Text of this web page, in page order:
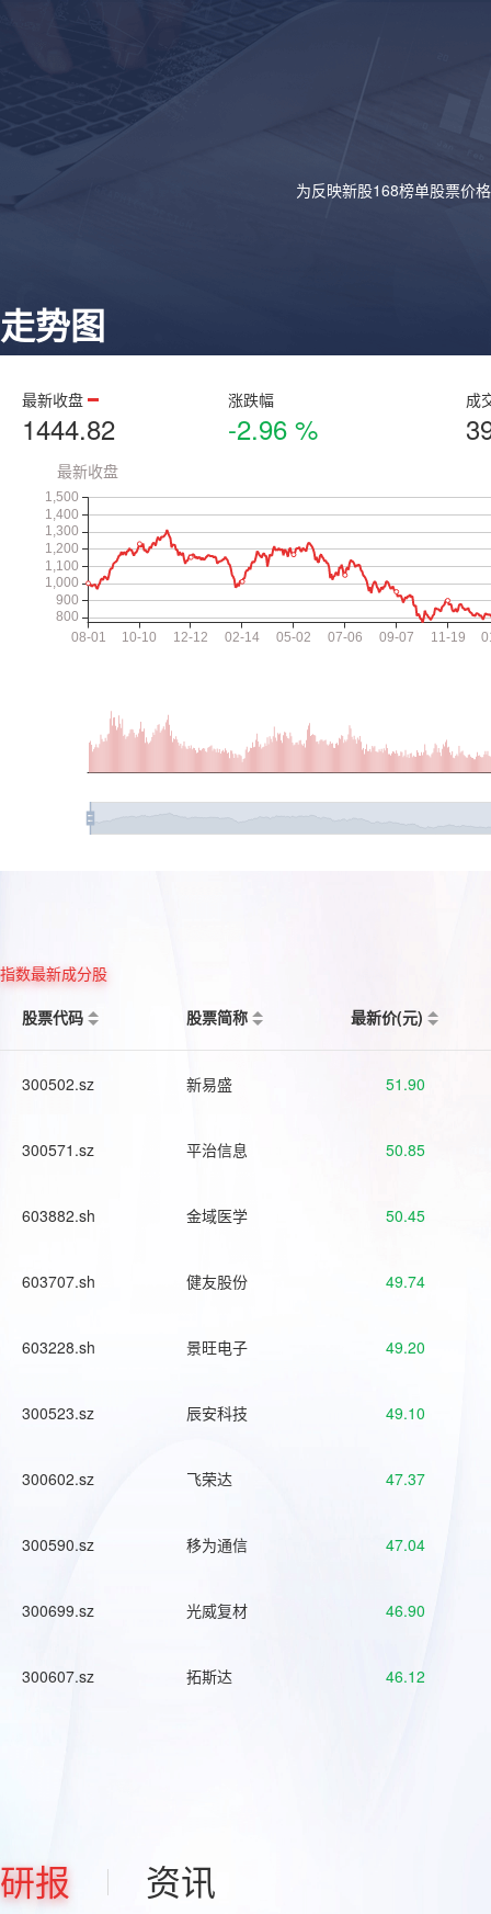
为反映新股168榜单股票价
走势图
最新收盘
1444.82
涨跌幅
-2.96 %
成
指数最新成分股
股票代码
股票简称 最新价(元)
300502.sz 新易盛 51.90
300571.sz 平治信息 50.85
603882.sh 金域医学 50.45
603707.sh 健友股份 49.74
603228.sh 景旺电子 49.20
300523.sz 辰安科技 49.10
300602.sz 飞荣达 47.37
300590.sz 移为通信 47.04
300699.sz 光威复材 46.90
300607.sz 拓斯达 46.12
研报 资讯